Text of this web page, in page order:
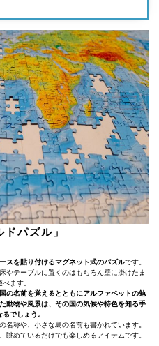
パズル」
スを貼り付けるマグネット式のパズルです。
やテーブルに置くのはもちろん壁に掛けたま
べます。
の名前を覚えるとともにアルファベットの勉
動物や風景は、その国の気候や特色を知る手
でしょう。
名称や、小さな島の名前も書かれています。
眺めているだけでも楽しめるアイテムです。